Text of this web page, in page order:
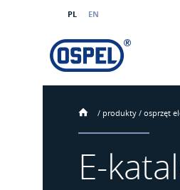
PL EN
/ produkty / osprzęt
E-